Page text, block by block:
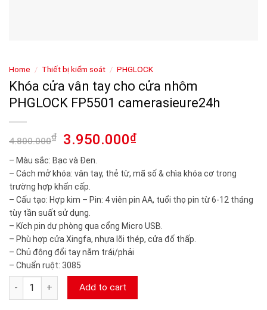
Home / Thiết bị kiểm soát / PHGLOCK
Khóa cửa vân tay cho cửa nhôm
PHGLOCK FP5501 camerasieure24h
4.800.000₫ 3.950.000₫
– Màu sắc: Bạc và Đen.
– Cách mở khóa: vân tay, thẻ từ, mã số & chìa khóa cơ trong
trường hợp khẩn cấp.
– Cấu tạo: Hợp kim – Pin: 4 viên pin AA, tuổi thọ pin từ 6-12 tháng
tùy tần suất sử dụng.
– Kích pin dự phòng qua cổng Micro USB.
– Phù hợp cửa Xingfa, nhựa lõi thép, cửa đố thấp.
– Chủ động đổi tay nắm trái/phải
– Chuẩn ruột: 3085
Khóa cửa vân tay cho cửa nhôm PHGLOCK FP5501
Add to cart